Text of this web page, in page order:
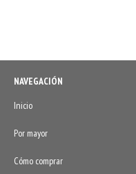
NAVEGACIÓN
Inicio
Por mayor
Cómo comprar